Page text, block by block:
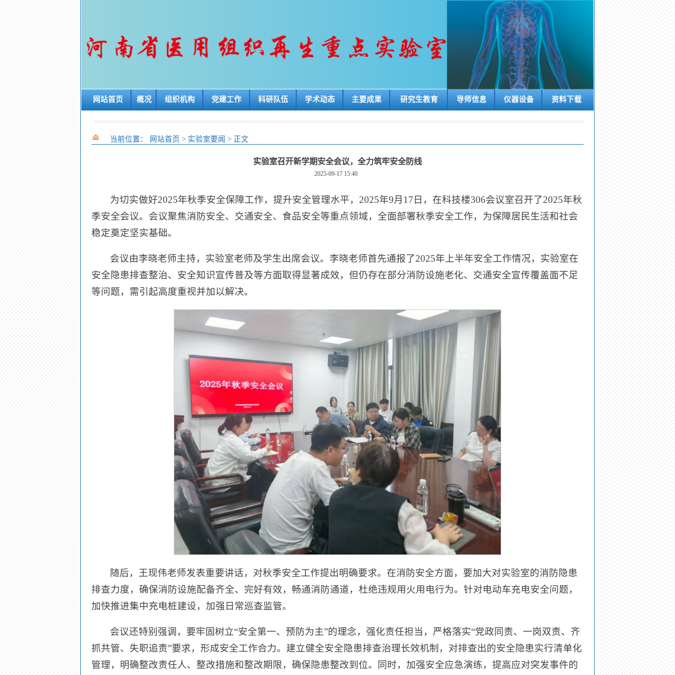
网站首页 概况 组织机构 党建工作 科研队伍 学术动态 主要成果 研究生教育 导师信息 仪器设备 资料下载
当前位置： 网站首页 > 实验室要闻 > 正文
实验室召开新学期安全会议，全力筑牢安全防线
2025-09-17 15:40
为切实做好2025年秋季安全保障工作，提升安全管理水平，2025年9月17日，在科技楼306会议室召开了2025年秋
季安全会议。会议聚焦消防安全、交通安全、食品安全等重点领域，全面部署秋季安全工作，为保障居民生活和社会
稳定奠定坚实基础。
会议由李晓老师主持，实验室老师及学生出席会议。李晓老师首先通报了2025年上半年安全工作情况，实验室在
安全隐患排查整治、安全知识宣传普及等方面取得显著成效，但仍存在部分消防设施老化、交通安全宣传覆盖面不足
等问题，需引起高度重视并加以解决。
随后，王现伟老师发表重要讲话，对秋季安全工作提出明确要求。在消防安全方面，要加大对实验室的消防隐患
排查力度，确保消防设施配备齐全、完好有效，畅通消防通道，杜绝违规用火用电行为。针对电动车充电安全问题，
加快推进集中充电桩建设，加强日常巡查监管。
会议还特别强调，要牢固树立“安全第一、预防为主”的理念，强化责任担当，严格落实“党政同责、一岗双责、齐
抓共管、失职追责”要求，形成安全工作合力。建立健全安全隐患排查治理长效机制，对排查出的安全隐患实行清单化
管理，明确整改责任人、整改措施和整改期限，确保隐患整改到位。同时，加强安全应急演练，提高应对突发事件的